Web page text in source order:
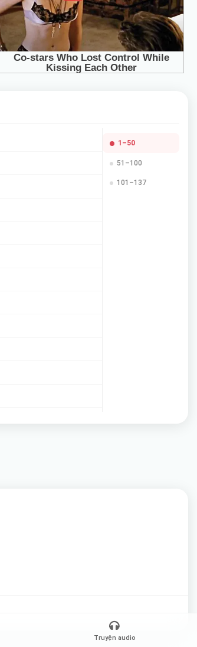
Truyện audio
1–50
51–100
101–137